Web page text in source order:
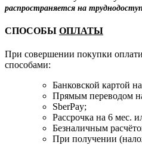
распространяется на
СПОСОБЫ ОПЛАТЫ
При совершении покупки
способами:
Банковской картой
Прямым переводом
SberPay;
Рассрочка на 6 мес.
Безналичным
При получении